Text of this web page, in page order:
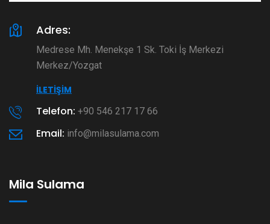
Adres:
Medrese Mh. Menekşe 1 Sk. Toki İş Merkezi
Merkez/Yozgat
İLETIŞIM
Telefon: +90 546 217 17 66
Email: info@milasulama.com
Mila Sulama